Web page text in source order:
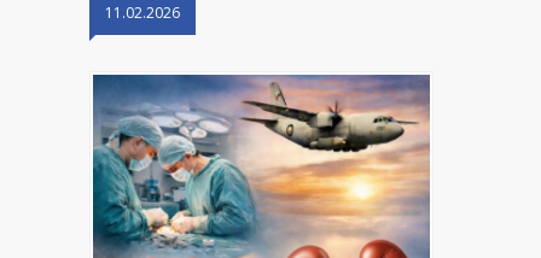
11.02.2026